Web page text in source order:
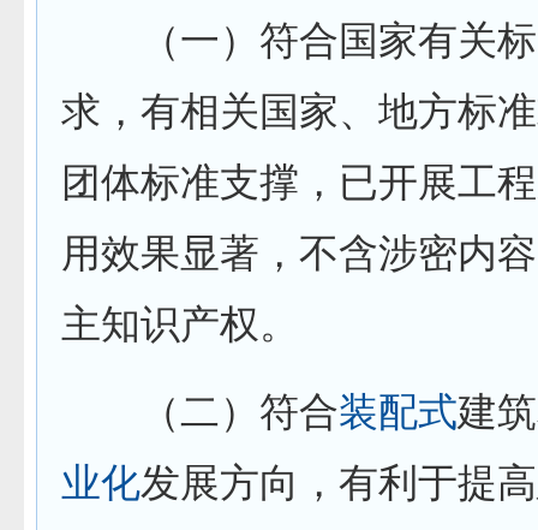
（一）符合国家有关标
求，有相关国家、地方标
团体标准支撑，已开展工
用效果显著，不含涉密内
主知识产权。
（二）符合装配式建
业化发展方向，有利于提